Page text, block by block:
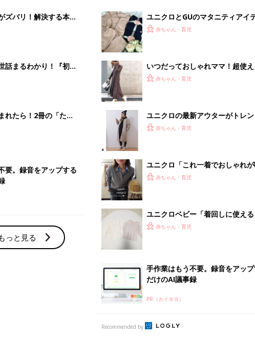
っと見る
も！」元アパレル店員ライターお
め★春トップス4選
も！」買うべき★春夏アイテム5
だけのAI議事録
PR（カイタヨ）
テーマ
離乳食はいつから？進め方は？「たまひよ きほん
授乳の悩みや初めての離乳食作りに役立つ
子育てとお金
妊娠・出産・育児にかかる費用やもらえる
金・助成金を解説